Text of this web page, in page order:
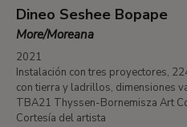
Dineo Seshee Bopape
More/Moreana
2021
Instalación con tres proyectores,
con tierra y ladrillos, dimensiones
TBA21 Thyssen-Bornemisza Art
Cortesía del artista